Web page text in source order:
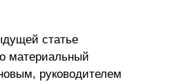
статье
материальный
руководителем